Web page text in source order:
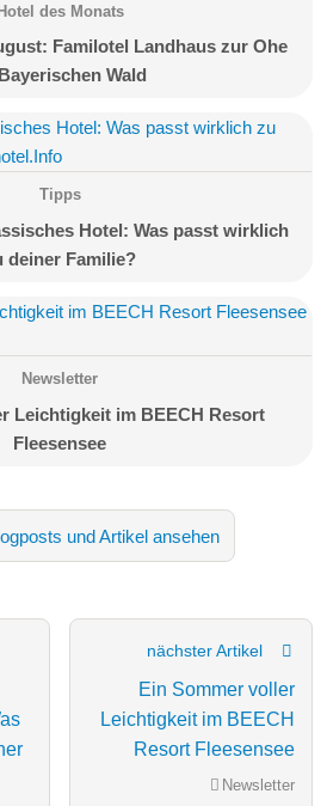
Hotel des Monats
Familotel Landhaus zur Ohe
Wald
Tipps
Hotel: Was passt wirklich
deiner Familie?
Newsletter
Leichtigkeit im BEECH Resort
Fleesensee
und Artikel ansehen
nächster Artikel
Ein Sommer voller
Leichtigkeit im BEECH
Resort Fleesensee
Newsletter